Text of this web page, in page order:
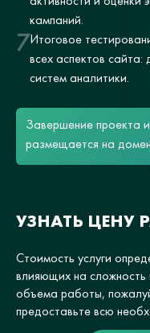
кампаний.
7Итоговое
всех аспектов
систем аналитики.
Завершение проекта
размещается на
УЗНАТЬ ЦЕНУ
Стоимость услуги
влияющих на сложность
объема работы,
предоставьте всю